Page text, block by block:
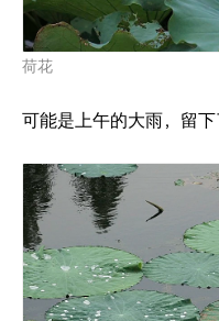
荷花
可能是上午的大雨，留下